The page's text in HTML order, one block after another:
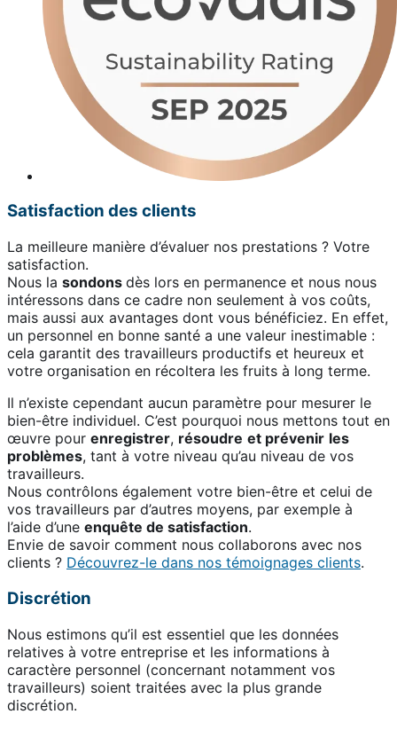
Satisfaction des clients
La meilleure manière d’évaluer nos prestations ? Votre
satisfaction.
Nous la sondons dès lors en permanence et nous nous
intéressons dans ce cadre non seulement à vos coûts,
mais aussi aux avantages dont vous bénéficiez. En effet,
un personnel en bonne santé a une valeur inestimable :
cela garantit des travailleurs productifs et heureux et
votre organisation en récoltera les fruits à long terme.
Il n’existe cependant aucun paramètre pour mesurer le
bien-être individuel. C’est pourquoi nous mettons tout en
œuvre pour enregistrer, résoudre et prévenir les
problèmes, tant à votre niveau qu’au niveau de vos
travailleurs.
Nous contrôlons également votre bien-être et celui de
vos travailleurs par d’autres moyens, par exemple à
l’aide d’une enquête de satisfaction.
Envie de savoir comment nous collaborons avec nos
clients ? Découvrez-le dans nos témoignages clients.
Discrétion
Nous estimons qu’il est essentiel que les données
relatives à votre entreprise et les informations à
caractère personnel (concernant notamment vos
travailleurs) soient traitées avec la plus grande
discrétion.